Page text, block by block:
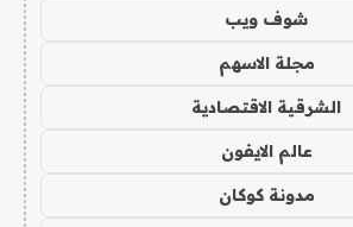
شوف ويب
مجلة الاسهم
الشرقية الاقتصادية
عالم الايفون
مدونة كوكان